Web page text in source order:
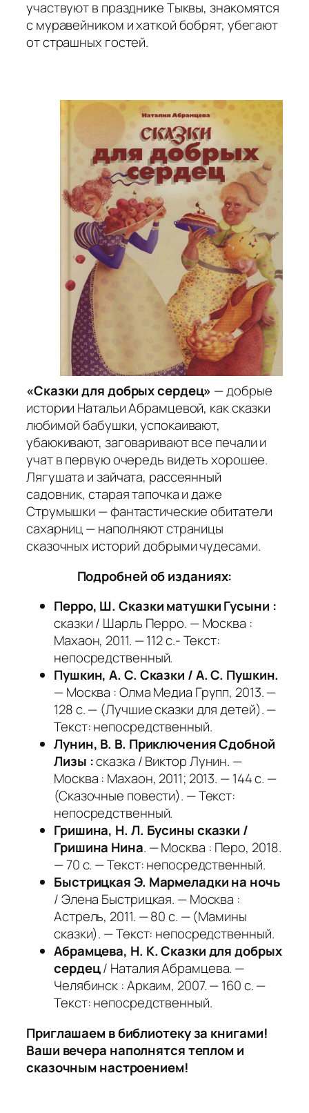
участвуют в празднике Тыквы, знакомятся
с муравейником и хаткой бобрят, убегают
от страшных гостей.
«Сказки для добрых сердец» — добрые
истории Натальи Абрамцевой, как сказки
любимой бабушки, успокаивают,
убаюкивают, заговаривают все печали и
учат в первую очередь видеть хорошее.
Лягушата и зайчата, рассеянный
садовник, старая тапочка и даже
Струмышки — фантастические обитатели
сахарниц — наполняют страницы
сказочных историй добрыми чудесами.
Подробней об изданиях:
Перро, Ш. Сказки матушки Гусыни :
сказки / Шарль Перро. — Москва :
Махаон, 2011. — 112 с.- Текст:
непосредственный.
Пушкин, А. С. Сказки / А. С. Пушкин.
— Москва : Олма Медиа Групп, 2013. —
128 с. — (Лучшие сказки для детей). —
Текст: непосредственный.
Лунин, В. В. Приключения Сдобной
Лизы :сказка / Виктор Лунин. —
Москва : Махаон, 2011; 2013. — 144 с. —
(Сказочные повести). — Текст:
непосредственный.
Гришина, Н. Л. Бусины сказки /
Гришина Нина. — Москва : Перо, 2018.
— 70 с. — Текст: непосредственный.
Быстрицкая Э. Мармеладки на ночь
/ Элена Быстрицкая. — Москва :
Астрель, 2011. — 80 с. — (Мамины
сказки). — Текст: непосредственный.
Абрамцева, Н. К. Сказки для добрых
сердец/ Наталия Абрамцева. —
Челябинск : Аркаим, 2007. — 160 с. —
Текст: непосредственный.
Приглашаем в библиотеку за книгами!
Ваши вечера наполнятся теплом и
сказочным настроением!